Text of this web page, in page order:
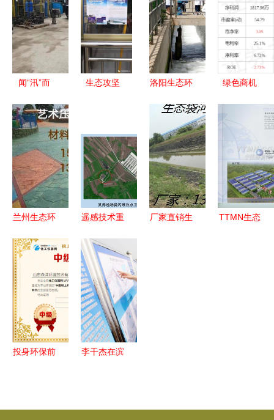
闻“汛”而
态环境人全
力守护汛期
环境安全，
促进生态环
保材料销售
的思考
生态攻坚
销售新里程
洛阳生态环
深入一线，
助力污水处
理厂提升环
保监测能力
绿色商机
展策略
兰州生态环
压膜路面与
压花地坪铺
装材料销售
指南
遥感技术重
监管新格
局，带动生
态环境材料
销售新机遇
厂家直销生
TTMN生态
投身环保前
李干杰在滨